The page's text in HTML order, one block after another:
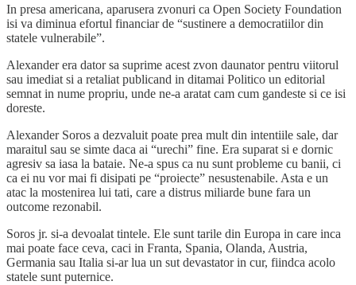
In presa americana, aparusera zvonuri ca Open Society Foundation
isi va diminua efortul financiar de “sustinere a democratiilor din
statele vulnerabile”.
Alexander era dator sa suprime acest zvon daunator pentru viitorul
sau imediat si a retaliat publicand in ditamai Politico un editorial
semnat in nume propriu, unde ne-a aratat cam cum gandeste si ce isi
doreste.
Alexander Soros a dezvaluit poate prea mult din intentiile sale, dar
maraitul sau se simte daca ai “urechi” fine. Era suparat si e dornic
agresiv sa iasa la bataie. Ne-a spus ca nu sunt probleme cu banii, ci
ca ei nu vor mai fi disipati pe “proiecte” nesustenabile. Asta e un
atac la mostenirea lui tati, care a distrus miliarde bune fara un
outcome rezonabil.
Soros jr. si-a devoalat tintele. Ele sunt tarile din Europa in care inca
mai poate face ceva, caci in Franta, Spania, Olanda, Austria,
Germania sau Italia si-ar lua un sut devastator in cur, fiindca acolo
statele sunt puternice.